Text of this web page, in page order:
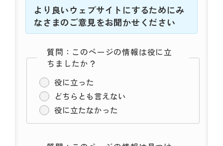
より良いウェブサイトにするためにみ
なさまのご意見をお聞かせください
質問：このページの情報は役に立
ちましたか？
役に立った
どちらとも言えない
役に立たなかった